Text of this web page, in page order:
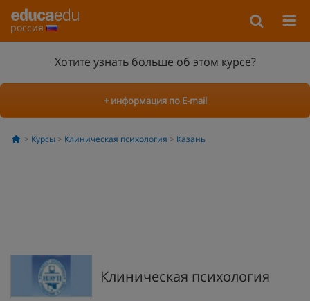
россия
Хотите узнать больше об этом курсе?
+ информация по E-mail
Курсы Клиническая психология Казань
Клиническая психология